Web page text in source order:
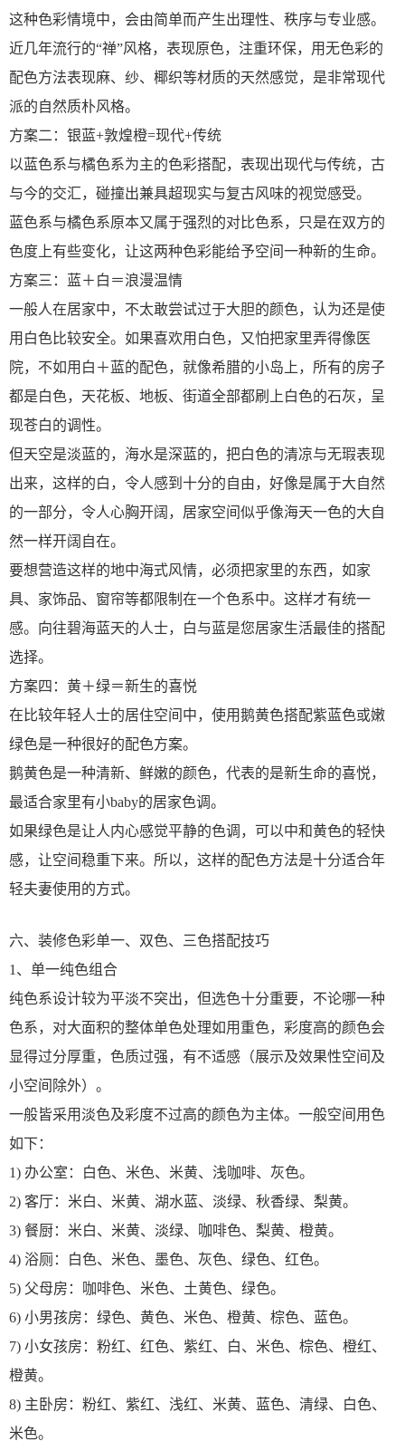
这种色彩情境中，会由简单而产生出理性、秩序与专业感。
近几年流行的“禅”风格，表现原色，注重环保，用无色彩的
配色方法表现麻、纱、椰织等材质的天然感觉，是非常现代
派的自然质朴风格。
方案二：银蓝+敦煌橙=现代+传统
以蓝色系与橘色系为主的色彩搭配，表现出现代与传统，古
与今的交汇，碰撞出兼具超现实与复古风味的视觉感受。
蓝色系与橘色系原本又属于强烈的对比色系，只是在双方的
色度上有些变化，让这两种色彩能给予空间一种新的生命。
方案三：蓝＋白＝浪漫温情
一般人在居家中，不太敢尝试过于大胆的颜色，认为还是使
用白色比较安全。如果喜欢用白色，又怕把家里弄得像医
院，不如用白＋蓝的配色，就像希腊的小岛上，所有的房子
都是白色，天花板、地板、街道全部都刷上白色的石灰，呈
现苍白的调性。
但天空是淡蓝的，海水是深蓝的，把白色的清凉与无瑕表现
出来，这样的白，令人感到十分的自由，好像是属于大自然
的一部分，令人心胸开阔，居家空间似乎像海天一色的大自
然一样开阔自在。
要想营造这样的地中海式风情，必须把家里的东西，如家
具、家饰品、窗帘等都限制在一个色系中。这样才有统一
感。向往碧海蓝天的人士，白与蓝是您居家生活最佳的搭配
选择。
方案四：黄＋绿＝新生的喜悦
在比较年轻人士的居住空间中，使用鹅黄色搭配紫蓝色或嫩
绿色是一种很好的配色方案。
鹅黄色是一种清新、鲜嫩的颜色，代表的是新生命的喜悦，
最适合家里有小baby的居家色调。
如果绿色是让人内心感觉平静的色调，可以中和黄色的轻快
感，让空间稳重下来。所以，这样的配色方法是十分适合年
轻夫妻使用的方式。
六、装修色彩单一、双色、三色搭配技巧
1、单一纯色组合
纯色系设计较为平淡不突出，但选色十分重要，不论哪一种
色系，对大面积的整体单色处理如用重色，彩度高的颜色会
显得过分厚重，色质过强，有不适感（展示及效果性空间及
小空间除外）。
一般皆采用淡色及彩度不过高的颜色为主体。一般空间用色
如下：
1) 办公室：白色、米色、米黄、浅咖啡、灰色。
2) 客厅：米白、米黄、湖水蓝、淡绿、秋香绿、梨黄。
3) 餐厨：米白、米黄、淡绿、咖啡色、梨黄、橙黄。
4) 浴厕：白色、米色、墨色、灰色、绿色、红色。
5) 父母房：咖啡色、米色、土黄色、绿色。
6) 小男孩房：绿色、黄色、米色、橙黄、棕色、蓝色。
7) 小女孩房：粉红、红色、紫红、白、米色、棕色、橙红、
橙黄。
8) 主卧房：粉红、紫红、浅红、米黄、蓝色、清绿、白色、
米色。